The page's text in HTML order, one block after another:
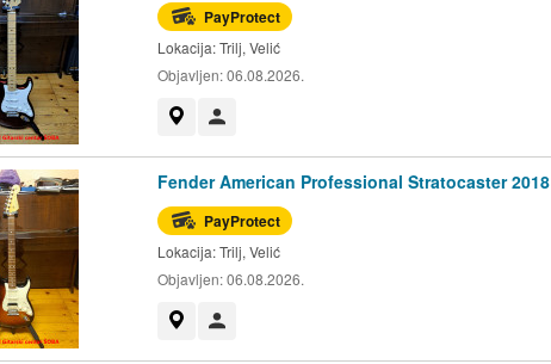
PayProtect
Lokacija:Trilj, Velić
Objavljen:06.08.2026.
Fender American Professional Stratocaster 2018
PayProtect
Lokacija:Trilj, Velić
Objavljen:06.08.2026.